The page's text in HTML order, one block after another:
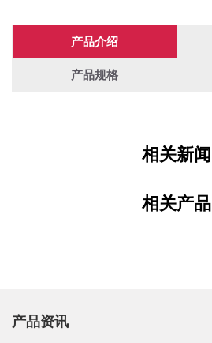
产品介绍
产品规格
相关新闻
相关产品
产品资讯